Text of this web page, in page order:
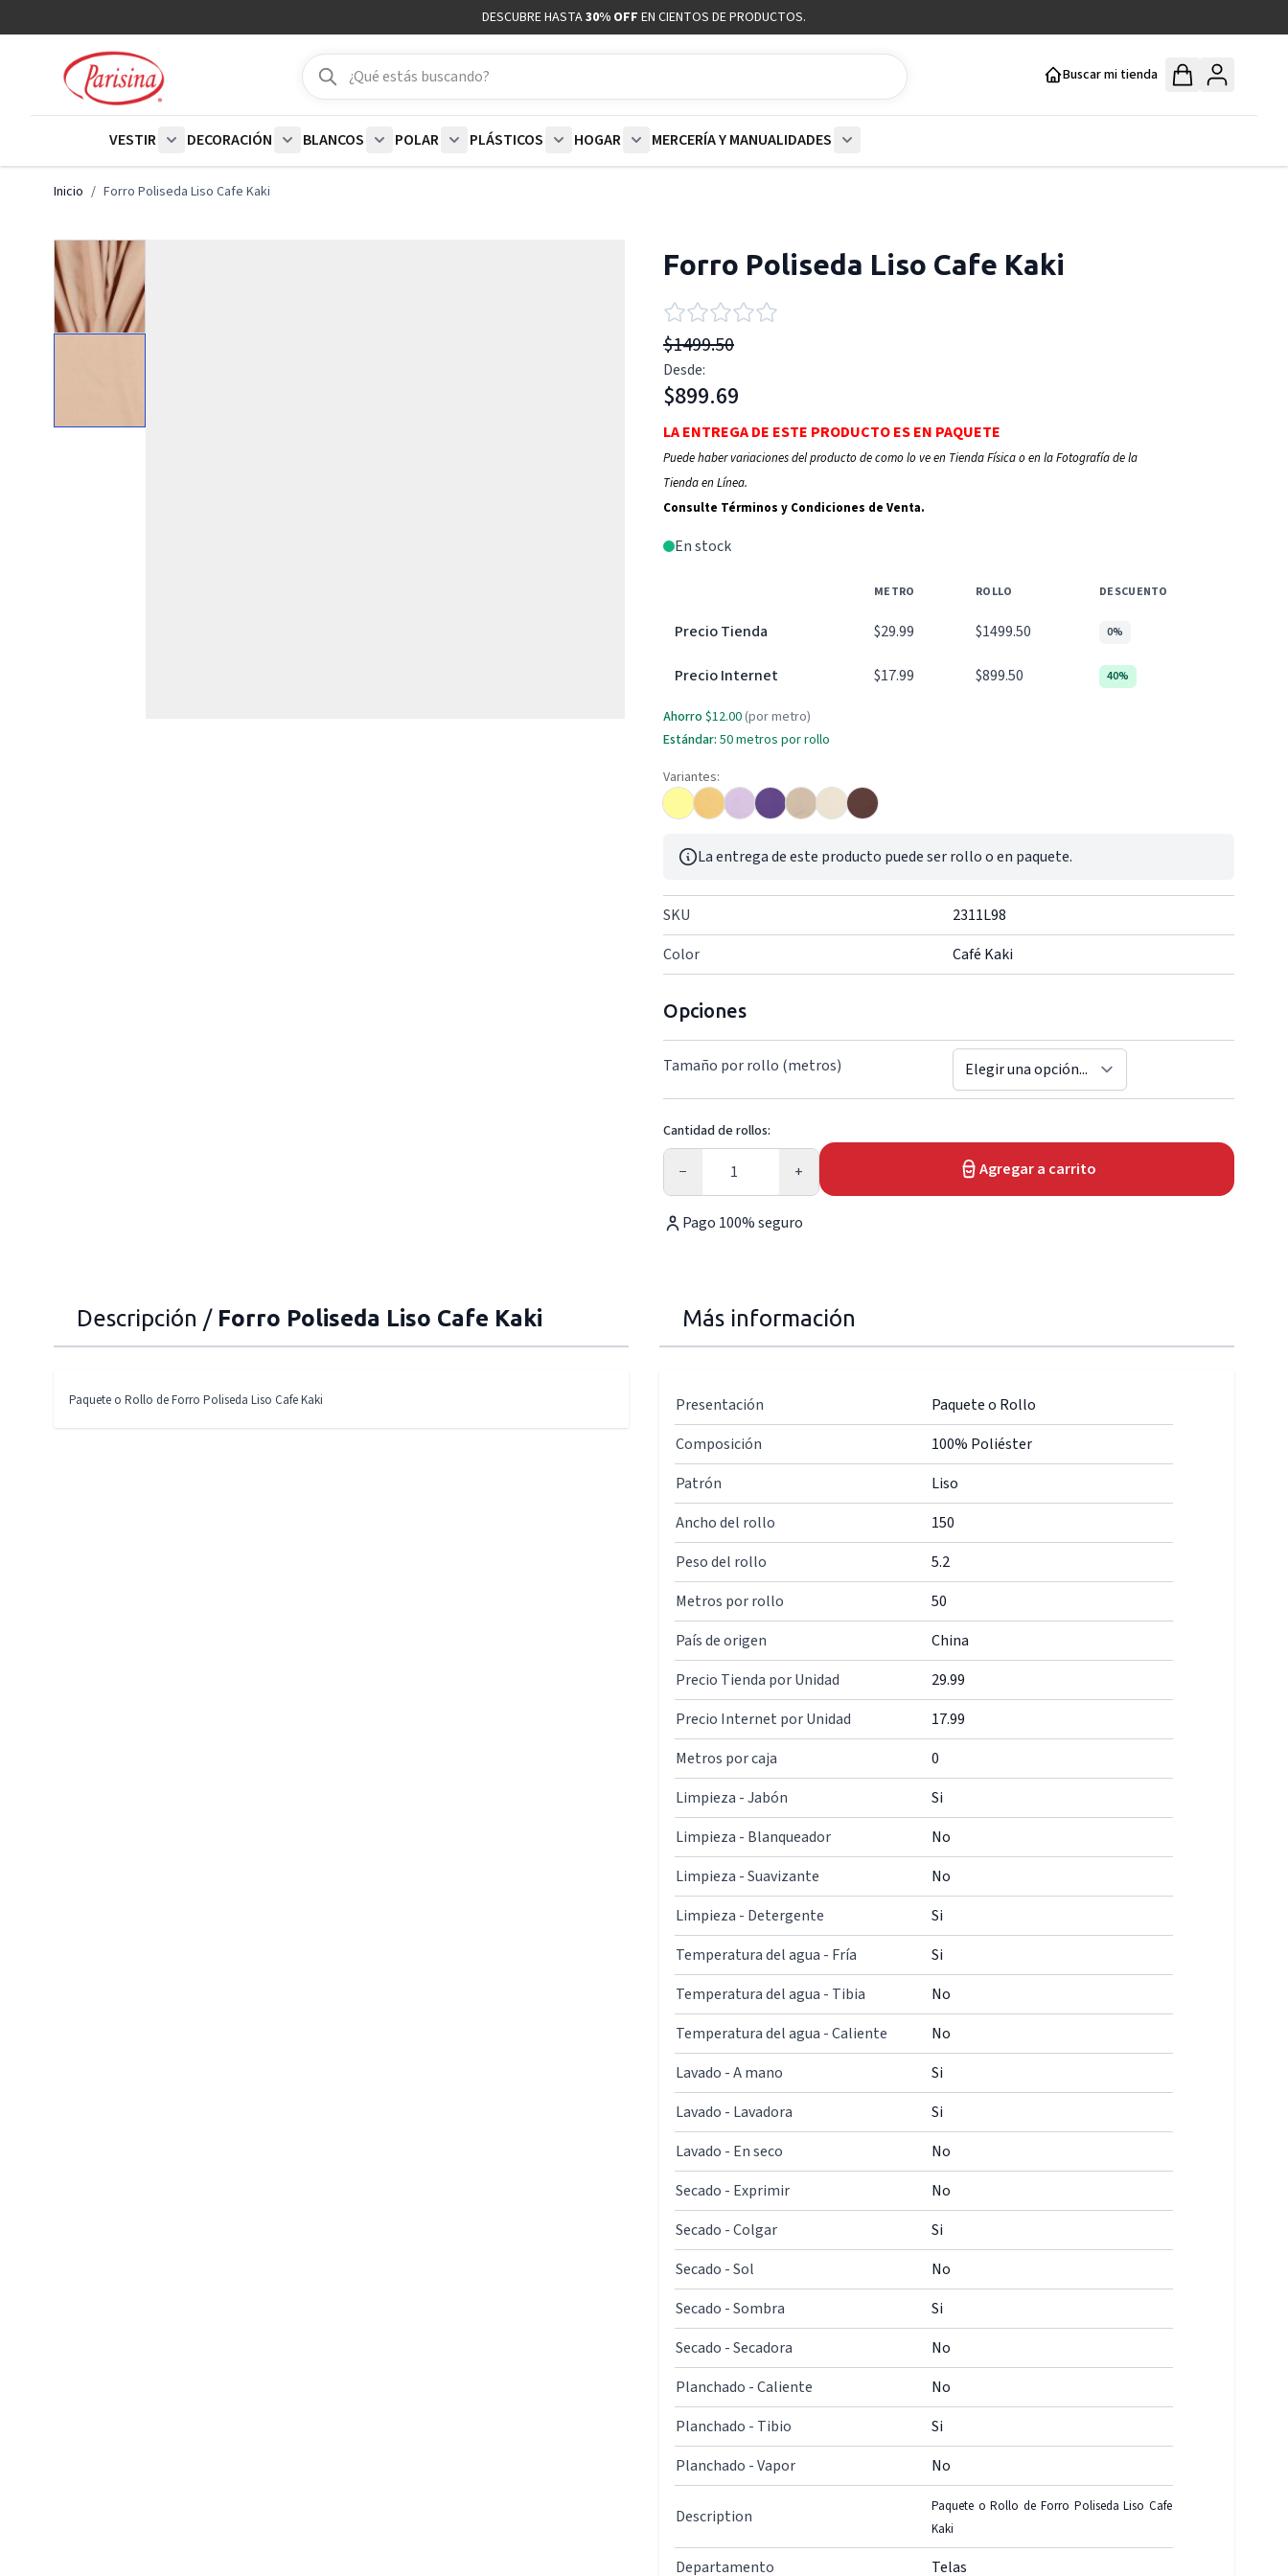
DESCUBRE HASTA30% OFF EN CIENTOS DE PRODUCTOS.
Buscar
Buscar
Buscar mi tienda
VESTIR
DECORACIÓN
BLANCOS
POLAR
PLÁSTICOS
HOGAR
MERCERÍA Y MANUALIDADES
Inicio / Forro Poliseda Liso Cafe Kaki
Forro Poliseda Liso Cafe Kaki
$1499.50
Desde:
$899.69
LA ENTREGA DE ESTE PRODUCTO ES EN PAQUETE
Puede haber variaciones del producto de como lo ve en Tienda Física o en la Fotografía de la
Tienda en Línea.
Consulte Términos y Condiciones de Venta.
En stock
METRO ROLLO DESCUENTO
Precio Tienda $29.99 $1499.50 0%
Precio Internet $17.99 $899.50 40%
Ahorro $12.00 (por metro)
Estándar: 50metros por rollo
Variantes:
La entrega de este producto puede ser rollo o en paquete.
SKU
2311L98
Color
Café Kaki
Opciones
Tamaño por rollo (metros)
Cantidad de rollos:
−
Cantidad
+ Agregar a carrito
Pago 100% seguro
Descripción / Forro Poliseda Liso Cafe Kaki
Paquete o Rollo de Forro Poliseda Liso Cafe Kaki
Más información
Presentación
Paquete o Rollo
Composición
100% Poliéster
Patrón
Liso
Ancho del rollo
150
Peso del rollo
5.2
Metros por rollo
50
País de origen
China
Precio Tienda por Unidad
29.99
Precio Internet por Unidad
17.99
Metros por caja
0
Limpieza - Jabón
Si
Limpieza - Blanqueador
No
Limpieza - Suavizante
No
Limpieza - Detergente
Si
Temperatura del agua - Fría
Si
Temperatura del agua - Tibia
No
Temperatura del agua - Caliente
No
Lavado - A mano
Si
Lavado - Lavadora
Si
Lavado - En seco
No
Secado - Exprimir
No
Secado - Colgar
Si
Secado - Sol
No
Secado - Sombra
Si
Secado - Secadora
No
Planchado - Caliente
No
Planchado - Tibio
Si
Planchado - Vapor
No
Description
Paquete o Rollo de Forro Poliseda Liso Cafe
Kaki
Departamento Telas